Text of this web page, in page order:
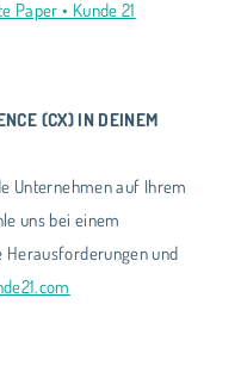
Paper • Kunde 21
(CX) IN DEINEM
Unternehmen auf Ihrem
uns bei einem
Herausforderungen und